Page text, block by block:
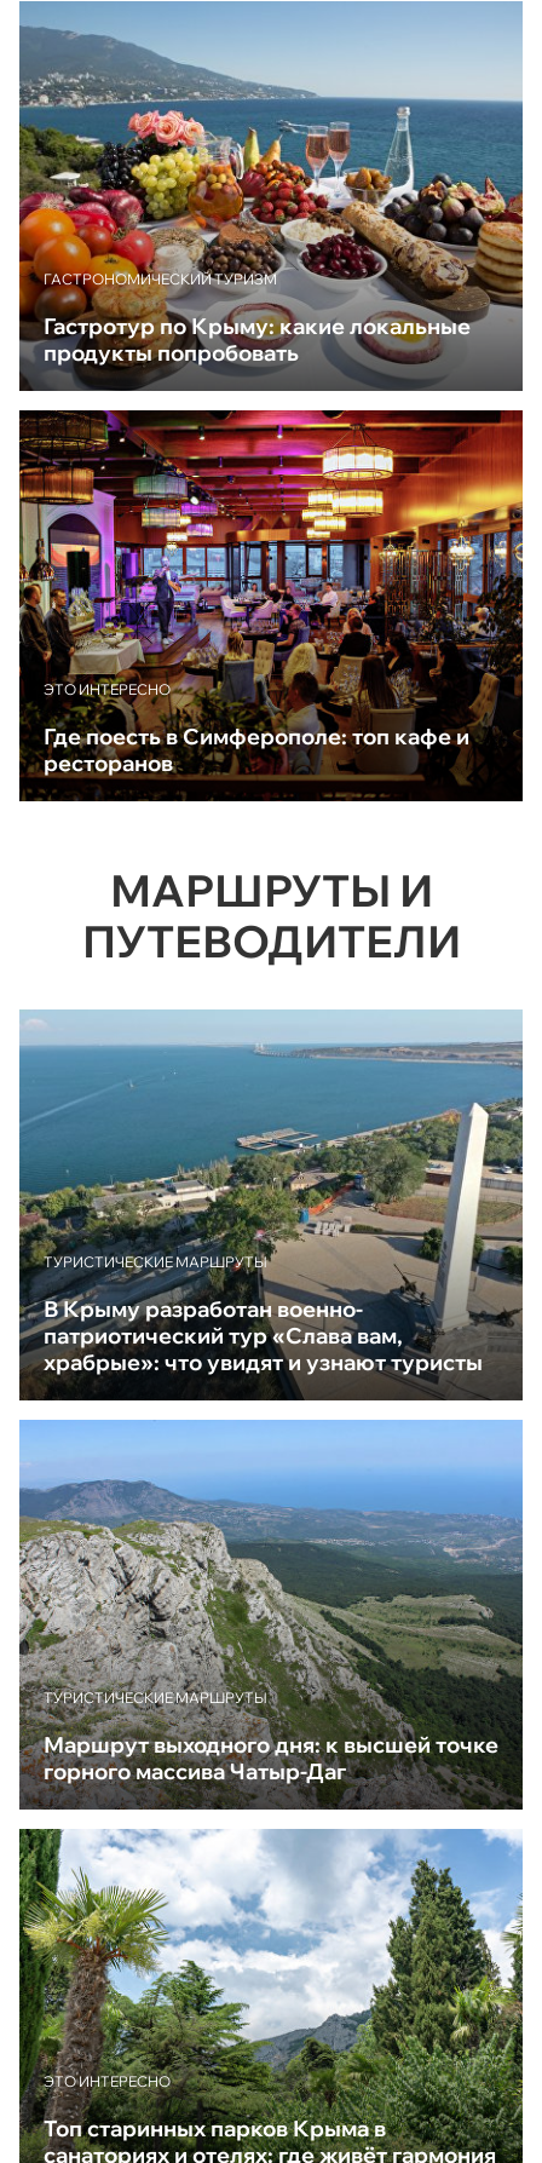
ГАСТРОНОМИЧЕСКИЙ ТУРИЗМ
Гастротур по Крыму: какие локальные
продукты попробовать
ЭТО ИНТЕРЕСНО
Где поесть в Симферополе: топ кафе и
ресторанов
МАРШРУТЫ И
ПУТЕВОДИТЕЛИ
ТУРИСТИЧЕСКИЕ МАРШРУТЫ
В Крыму разработан военно-
патриотический тур «Слава вам,
храбрые»: что увидят и узнают туристы
ТУРИСТИЧЕСКИЕ МАРШРУТЫ
Маршрут выходного дня: к высшей точке
горного массива Чатыр-Даг
ЭТО ИНТЕРЕСНО
Топ старинных парков Крыма в
санаториях и отелях: где живёт гармония